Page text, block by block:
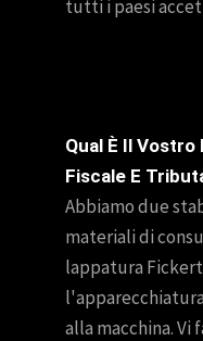
tutti i paesi
Qual È Il Vostro
Fiscale E
Abbiamo due
materiali di
lappatura
alla macchina. Vi